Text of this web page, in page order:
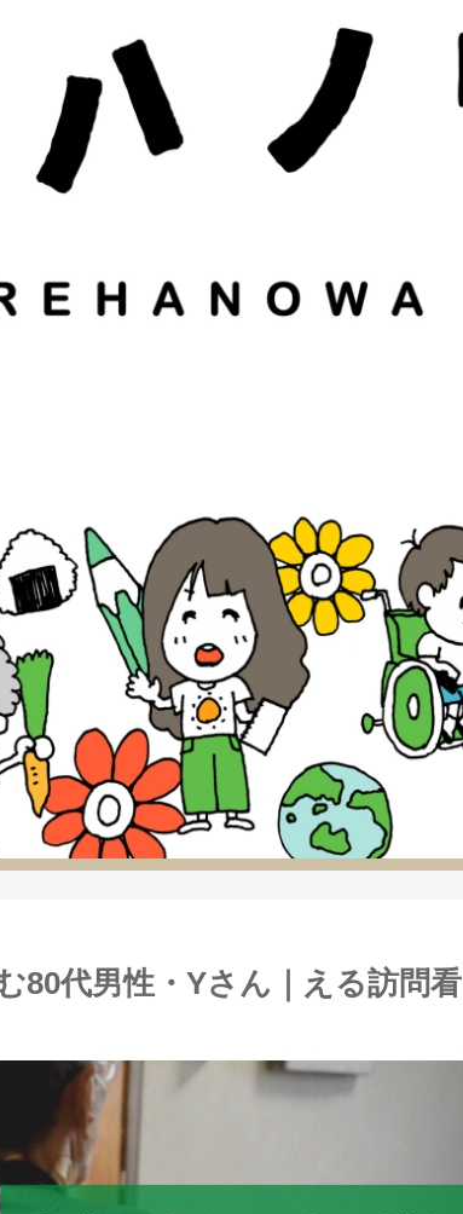
80代男性・Yさん｜える訪問看